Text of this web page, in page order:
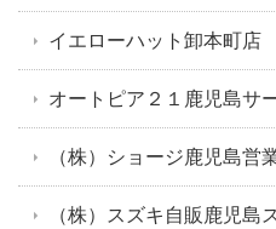
イエローハット卸本町店
オートピア２１鹿児島サ
（株）ショージ鹿児島営
（株）スズキ自販鹿児島